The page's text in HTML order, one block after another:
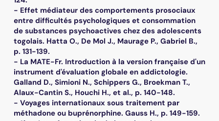
- Effet médiateur des comportements prosociaux
entre difficultés psychologiques et consommation
de substances psychoactives chez des adolescents
togolais. Hatta O., De Mol J., Maurage P., Gabriel B.,
p. 131-139.
- La MATE-Fr. Introduction à la version française d'un
instrument d'évaluation globale en addictologie.
Galland D., Simioni N., Schippers G., Broekman T.,
Alaux-Cantin S., Houchi H., et al., p. 140-148.
- Voyages internationaux sous traitement par
méthadone ou buprénorphine. Gauss H., p. 149-159.